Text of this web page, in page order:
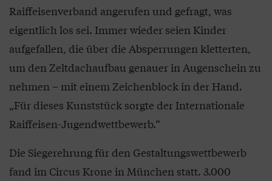
Raiffeisenverband angerufen und gefragt, was
eigentlich los sei. Immer wieder seien Kinder
aufgefallen, die über die Absperrungen kletterten,
um den Zeltdachaufbau genauer in Augenschein zu
nehmen – mit einem Zeichenblock in der Hand.
„Für dieses Kunststück sorgte der Internationale
Raiffeisen-Jugendwettbewerb.“
Die Siegerehrung für den Gestaltungswettbewerb
fand im Circus Krone in München statt. 3.000